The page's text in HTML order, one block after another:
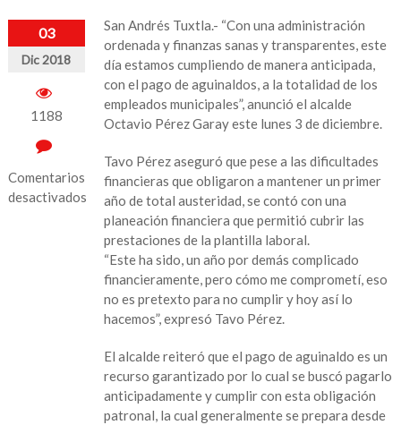
03
Dic 2018
1188
Comentarios
desactivados
San Andrés Tuxtla.- “Con una administración
ordenada y finanzas sanas y transparentes, este
día estamos cumpliendo de manera anticipada,
con el pago de aguinaldos, a la totalidad de los
empleados municipales”, anunció el alcalde
Octavio Pérez Garay este lunes 3 de diciembre.
Tavo Pérez aseguró que pese a las dificultades
financieras que obligaron a mantener un primer
año de total austeridad, se contó con una
planeación financiera que permitió cubrir las
prestaciones de la plantilla laboral.
“Este ha sido, un año por demás complicado
financieramente, pero cómo me comprometí, eso
no es pretexto para no cumplir y hoy así lo
hacemos”, expresó Tavo Pérez.
El alcalde reiteró que el pago de aguinaldo es un
recurso garantizado por lo cual se buscó pagarlo
anticipadamente y cumplir con esta obligación
patronal, la cual generalmente se prepara desde